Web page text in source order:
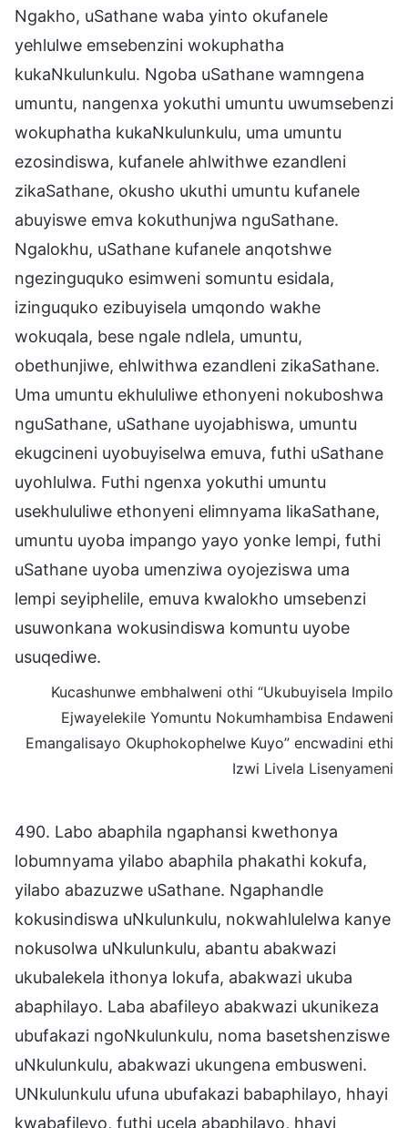
Ngakho, uSathane waba yinto okufanele
yehlulwe emsebenzini wokuphatha
kukaNkulunkulu. Ngoba uSathane wamngena
umuntu, nangenxa yokuthi umuntu uwumsebenzi
wokuphatha kukaNkulunkulu, uma umuntu
ezosindiswa, kufanele ahlwithwe ezandleni
zikaSathane, okusho ukuthi umuntu kufanele
abuyiswe emva kokuthunjwa nguSathane.
Ngalokhu, uSathane kufanele anqotshwe
ngezinguquko esimweni somuntu esidala,
izinguquko ezibuyisela umqondo wakhe
wokuqala, bese ngale ndlela, umuntu,
obethunjiwe, ehlwithwa ezandleni zikaSathane.
Uma umuntu ekhululiwe ethonyeni nokuboshwa
nguSathane, uSathane uyojabhiswa, umuntu
ekugcineni uyobuyiselwa emuva, futhi uSathane
uyohlulwa. Futhi ngenxa yokuthi umuntu
usekhululiwe ethonyeni elimnyama likaSathane,
umuntu uyoba impango yayo yonke lempi, futhi
uSathane uyoba umenziwa oyojeziswa uma
lempi seyiphelile, emuva kwalokho umsebenzi
usuwonkana wokusindiswa komuntu uyobe
usuqediwe.
Kucashunwe embhalweni othi “Ukubuyisela Impilo
Ejwayelekile Yomuntu Nokumhambisa Endaweni
Emangalisayo Okuphokophelwe Kuyo” encwadini ethi
Izwi Livela Lisenyameni
490. Labo abaphila ngaphansi kwethonya
lobumnyama yilabo abaphila phakathi kokufa,
yilabo abazuzwe uSathane. Ngaphandle
kokusindiswa uNkulunkulu, nokwahlulelwa kanye
nokusolwa uNkulunkulu, abantu abakwazi
ukubalekela ithonya lokufa, abakwazi ukuba
abaphilayo. Laba abafileyo abakwazi ukunikeza
ubufakazi ngoNkulunkulu, noma basetshenziswe
uNkulunkulu, abakwazi ukungena embusweni.
UNkulunkulu ufuna ubufakazi babaphilayo, hhayi
kwabafileyo, futhi ucela abaphilayo, hhayi